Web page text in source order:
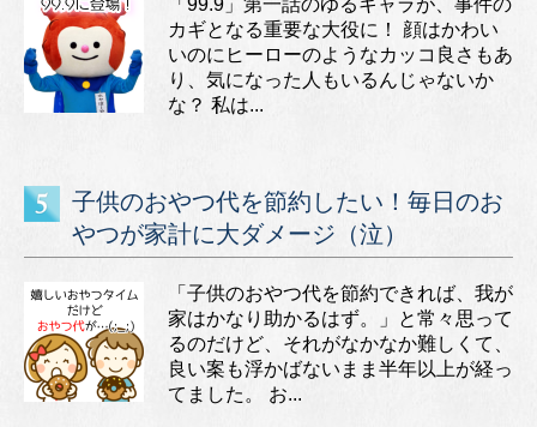
カギとなる重要な大役に！ 顔はかわい
いのにヒーローのようなカッコ良さもあ
り、気になった人もいるんじゃないか
な？ 私は...
子供のおやつ代を節約したい！毎日のお
やつが家計に大ダメージ（泣）
「子供のおやつ代を節約できれば、我が
家はかなり助かるはず。」と常々思って
るのだけど、それがなかなか難しくて、
良い案も浮かばないまま半年以上が経っ
てました。 お...